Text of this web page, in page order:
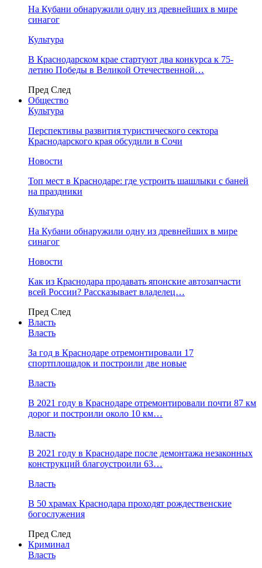
На Кубани обнаружили одну из древнейших в мире
синагог
Культура
В Краснодарском крае стартуют два конкурса к 75-
летию Победы в Великой Отечественной…
Пред След
Общество
Культура
Перспективы развития туристического сектора
Краснодарского края обсудили в Сочи
Новости
Топ мест в Краснодаре: где устроить шашлыки с баней
на праздники
Культура
На Кубани обнаружили одну из древнейших в мире
синагог
Новости
Как из Краснодара продавать японские автозапчасти
всей России? Рассказывает владелец…
Пред След
Власть
Власть
За год в Краснодаре отремонтировали 17
спортплощадок и построили две новые
Власть
В 2021 году в Краснодаре отремонтировали почти 87 км
дорог и построили около 10 км…
Власть
В 2021 году в Краснодаре после демонтажа незаконных
конструкций благоустроили 63…
Власть
В 50 храмах Краснодара проходят рождественские
богослужения
Пред След
Криминал
Власть